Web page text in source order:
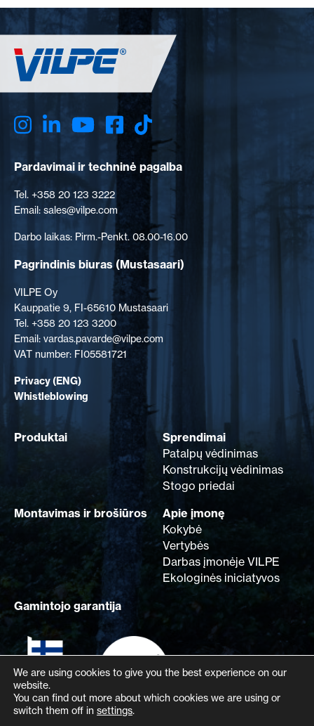
Pardavimai ir techninė pagalba
Tel. +358 20 123 3222
Email: sales@vilpe.com
Darbo laikas: Pirm.-Penkt. 08.00-16.00
Pagrindinis biuras (Mustasaari)
VILPE Oy
Kauppatie 9, FI-65610 Mustasaari
Tel. +358 20 123 3200
Email: vardas.pavarde@vilpe.com
VAT number: FI05581721
Privacy (ENG)
Whistleblowing
Produktai
Sprendimai
Patalpų vėdinimas
Konstrukcijų vėdinimas
Stogo priedai
Montavimas ir brošiūros
Apie įmonę
Kokybė
Vertybės
Darbas įmonėje VILPE
Ekologinės iniciatyvos
Gamintojo garantija
We are using cookies to give you the best experience on our
website.
You can find out more about which cookies we are using or
switch them off in settings.